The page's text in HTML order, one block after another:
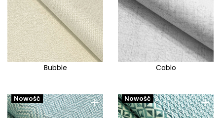
Bubble Cablo
+
Nowość +
Nowość